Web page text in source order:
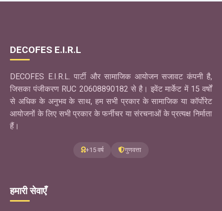
DECOFES E.I.R.L
DECOFES E.I.R.L. पार्टी और सामाजिक आयोजन सजावट कंपनी है,
जिसका पंजीकरण RUC 20608890182 से है। इवेंट मार्केट में 15 वर्षों
से अधिक के अनुभव के साथ, हम सभी प्रकार के सामाजिक या कॉर्पोरेट
आयोजनों के लिए सभी प्रकार के फर्नीचर या संरचनाओं के प्रत्यक्ष निर्माता
हैं।
+15 वर्ष गुणवत्ता
हमारी सेवाएँ